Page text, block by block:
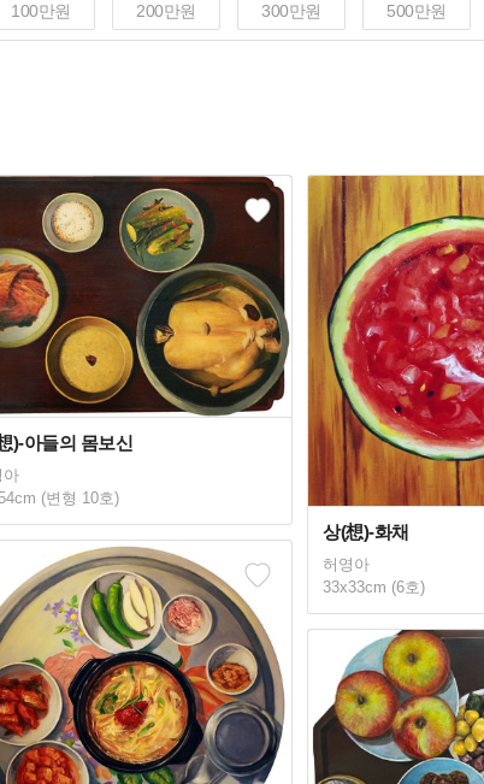
100만원
200만원
300만원
500만원
)-아들의 몸보신
아
(변형 10호)
상(想)-화채
허영아
33x33cm (6호)